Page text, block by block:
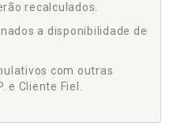
recalculados.
a disponibilidade de
com outras
e Cliente Fiel.